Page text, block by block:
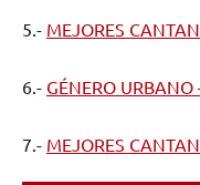
5.- MEJORES
6.- GÉNERO URBANO
7.- MEJORES